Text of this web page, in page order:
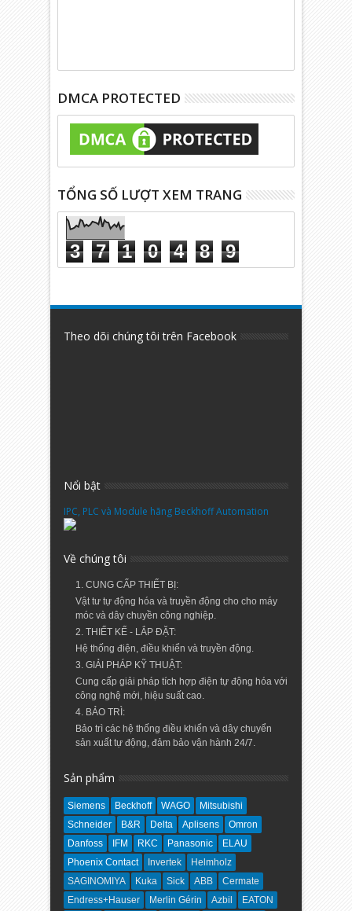
DMCA PROTECTED
TỔNG SỐ LƯỢT XEM TRANG
3 7 1 0 4 8 9
Theo dõi chúng tôi trên Facebook
Nổi bật
IPC, PLC và Module hãng Beckhoff Automation
Về chúng tôi
1. CUNG CẤP THIẾT BỊ:
Vật tư tự động hóa và truyền động cho cho máy
móc và dây chuyền công nghiệp.
2. THIẾT KẾ - LẮP ĐẶT:
Hệ thống điện, điều khiển và truyền động.
3. GIẢI PHÁP KỸ THUẬT:
Cung cấp giải pháp tích hợp điện tự động hóa với
công nghệ mới, hiệu suất cao.
4. BẢO TRÌ:
Bảo trì các hệ thống điều khiển và dây chuyển
sản xuất tự động, đảm bảo vận hành 24/7.
Sản phẩm
Siemens Beckhoff WAGO
Mitsubishi
Schneider
B&R Delta Aplisens
Omron
Danfoss
IFM RKC Panasonic
ELAU
Phoenix Contact
Invertek
Helmholz
SAGINOMIYA
Kuka Sick ABB
Cermate
Endress+Hauser
Merlin Gérin Azbil EATON